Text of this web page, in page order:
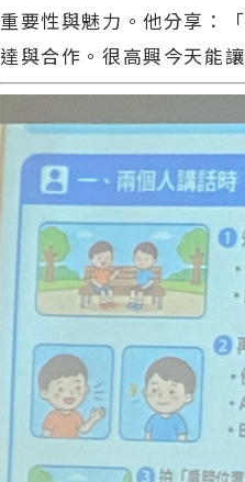
重要性與魅力。他分享：
達與合作。很高興今天能